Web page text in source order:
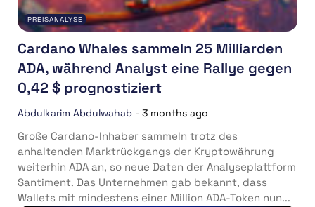
PREISANALYSE
Cardano Whales sammeln 25 Milliarden
ADA, während Analyst eine Rallye gegen
0,42 $ prognostiziert
Abdulkarim Abdulwahab - 3 months ago
Große Cardano-Inhaber sammeln trotz des
anhaltenden Marktrückgangs der Kryptowährung
weiterhin ADA an, so neue Daten der Analyseplattform
Santiment. Das Unternehmen gab bekannt, dass
Wallets mit mindestens einer Million ADA-Token nun...